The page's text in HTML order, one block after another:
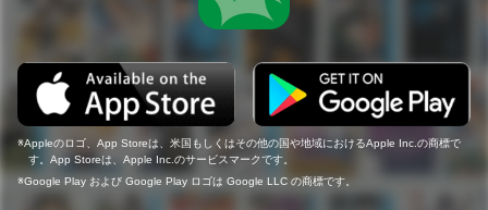
Appleのロゴ、App Storeは、米国もしくはその他の国や地域におけるApple Inc.の商標で
す。App Storeは、Apple Inc.のサービスマークです。
Google Play および Google Play ロゴは Google LLC の商標です。